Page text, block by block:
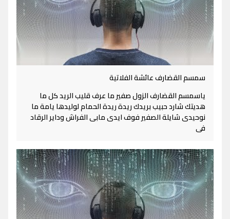
سمسم القضارف عائشة الفلاتية
ياسمسم القضارف الزول صفير ما عرف قليب الريد كل ما
هديتك شارد حبيب بريدك ريدة ريدة الحمام لوليدها يامة ما
نوحيدى شايلة الصفير فوف ايدى مابى الفراش وداير الرقاد
فى